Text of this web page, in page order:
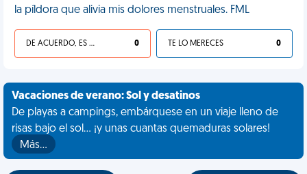
la píldora que alivia mis dolores menstruales. FML
DE ACUERDO, ES UNA VIDA HP 0 TE LO MERECES 0
Vacaciones de verano: Sol y desatinos
De playas a campings, embárquese en un viaje lleno de
risas bajo el sol... ¡y unas cuantas quemaduras solares!
Más…